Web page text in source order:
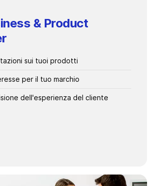
& Product
sui tuoi prodotti
per il tuo marchio
dell'esperienza del cliente